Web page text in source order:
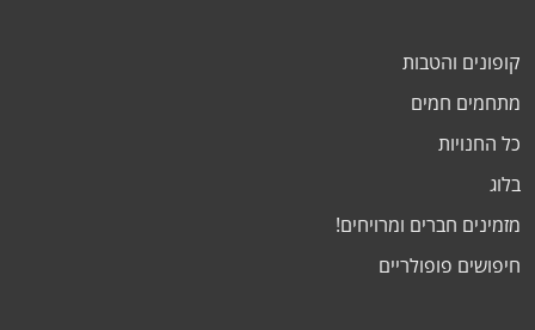
קופונים והטבות
מתחמים חמים
כל החנויות
בלוג
מזמינים חברים ומרויחים!
חיפושים פופולריים